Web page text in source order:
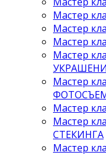
Мастер
Мастер
Мастер
Мастер
Мастер
Мастер
Мастер
СТЕКИНГА
Мастер